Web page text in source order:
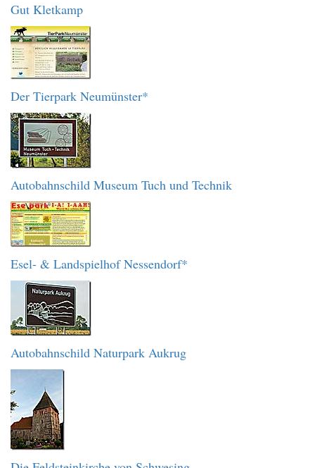
Gut Kletkamp
Der Tierpark Neumünster*
Autobahnschild Museum Tuch und Technik
Esel- & Landspielhof Nessendorf*
Autobahnschild Naturpark Aukrug